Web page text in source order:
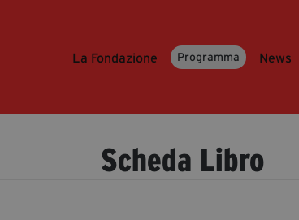
La Fondazione Programma News
Scheda Libro